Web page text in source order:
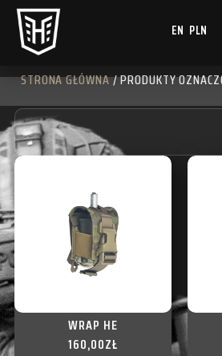
EN PLN
STRONA GŁÓWNA/ PRODUKTY
WRAP HE
160,00ZŁ